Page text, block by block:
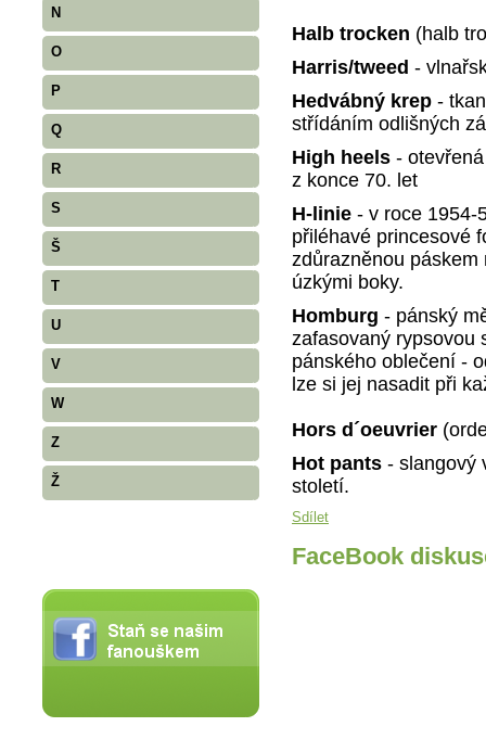
N
O
P
Q
R
S
Š
T
U
V
W
Z
Ž
Halb trocken (halb
Harris/tweed -
Hedvábný krep -
střídáním odlišných
High heels -
z konce 70. let
H-linie - v roce 1954-
přiléhavé princesové
zdůrazněnou
úzkými boky.
Homburg - pánský
zafasovaný rypsovou
pánského oblečení -
lze si jej nasadit při
Hors d´oeuvrier
Hot pants - slangový
století.
Sdílet
FaceBook